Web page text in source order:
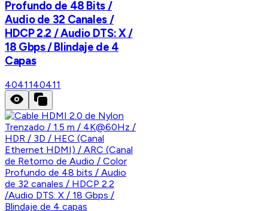
Profundo de 48 Bits /
Audio de 32 Canales /
HDCP 2.2 / Audio DTS: X /
18 Gbps / Blindaje de 4
Capas
4041140411